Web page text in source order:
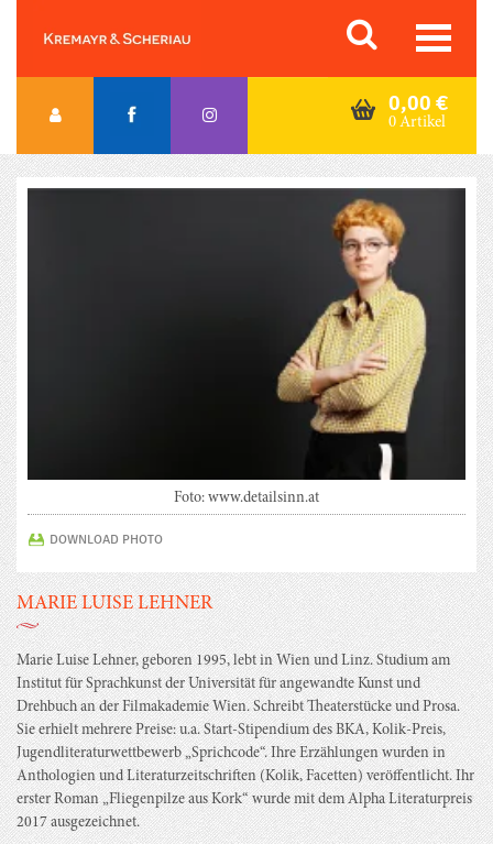
content
Orac K&S
0,00 €
0 Artikel
Foto: www.detailsinn.at
DOWNLOAD PHOTO
MARIE LUISE LEHNER
Marie Luise Lehner, geboren 1995, lebt in Wien und Linz. Studium am
Institut für Sprachkunst der Universität für angewandte Kunst und
Drehbuch an der Filmakademie Wien. Schreibt Theaterstücke und Prosa.
Sie erhielt mehrere Preise: u.a. Start-Stipendium des BKA, Kolik-Preis,
Jugendliteraturwettbewerb „Sprichcode“. Ihre Erzählungen wurden in
Anthologien und Literaturzeitschriften (Kolik, Facetten) veröffentlicht. Ihr
erster Roman „Fliegenpilze aus Kork“ wurde mit dem Alpha Literaturpreis
2017 ausgezeichnet.